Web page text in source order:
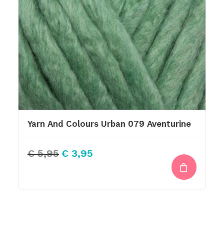
Yarn And Colours Urban 079 Aventurine
€5,95 Oorspronkelijke
€ 3,95